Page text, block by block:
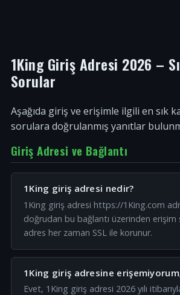
1King Giriş Adresi 2026 –
Sorular
Aşağıda giriş ve erişimle ilgili en sık
sorulara doğrulanmış yanıtlar
Giriş Adresi ve Bağlantı
1King giriş adresi nedir?
1King giriş adresi https://1King.com
doğrudan bu bağlantı üzerinden erişim
adres her zaman SSL ile korunur.
1King giriş adresine erişemiyorum,
Evet, 1King giriş adresi 2026 yılı